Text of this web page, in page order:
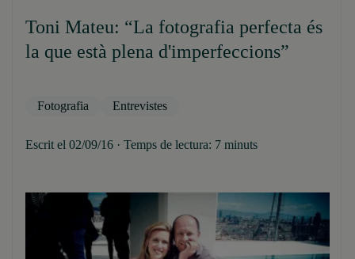
Toni Mateu: “La fotografia perfecta és
la que està plena d'imperfeccions”
Fotografia Entrevistes
Escrit el 02/09/16 · Temps de lectura: 7 minuts